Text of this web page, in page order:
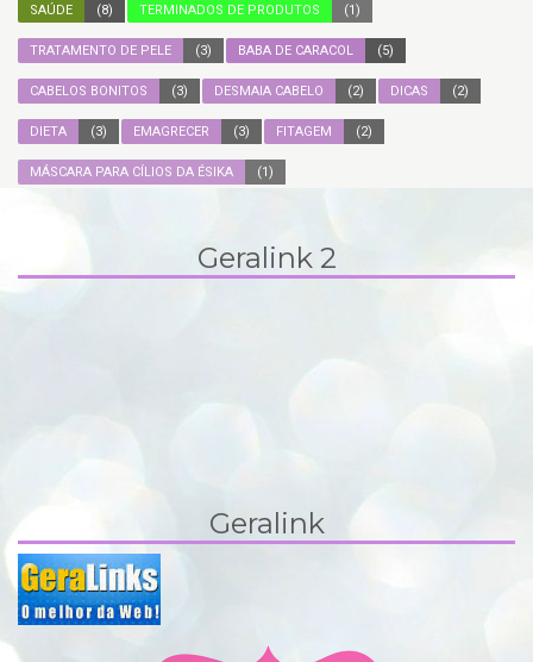
SAÚDE (8) TERMINADOS DE PRODUTOS (1)
TRATAMENTO DE PELE (3) BABA DE CARACOL (5)
CABELOS BONITOS (3) DESMAIA CABELO (2) DICAS (2)
DIETA (3) EMAGRECER (3) FITAGEM (2)
MÁSCARA PARA CÍLIOS DA ÉSIKA (1)
Geralink 2
Geralink